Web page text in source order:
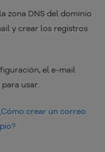
zona DNS del dominio
y crear los registros
el e-mail
usar.
crear un correo